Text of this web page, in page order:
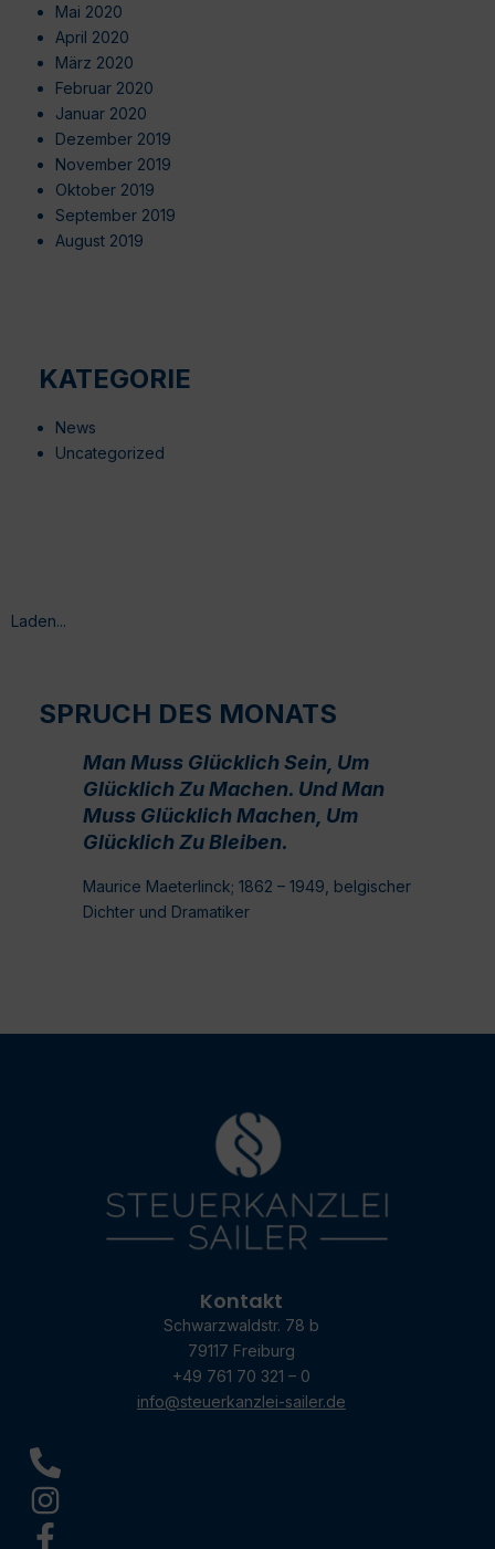
Mai 2020
April 2020
März 2020
Februar 2020
Januar 2020
Dezember 2019
November 2019
Oktober 2019
September 2019
August 2019
KATEGORIE
News
Uncategorized
Laden...
SPRUCH DES MONATS
Man Muss Glücklich Sein, Um
Glücklich Zu Machen. Und Man
Muss Glücklich Machen, Um
Glücklich Zu Bleiben.
Maurice Maeterlinck; 1862 – 1949, belgischer
Dichter und Dramatiker
Kontakt
Schwarzwaldstr. 78 b
79117 Freiburg
+49 761 70 321 – 0
info@steuerkanzlei-sailer.de